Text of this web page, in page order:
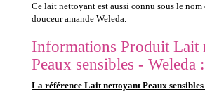
Ce lait nettoyant est aussi connu sous le
douceur amande Weleda.
Informations Produit Lait
Peaux sensibles - Weleda :
La référence Lait nettoyant Peaux